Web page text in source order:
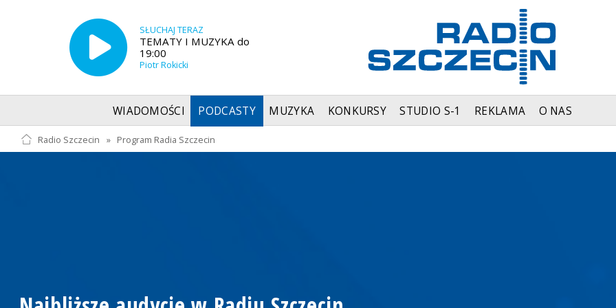
SŁUCHAJ TERAZ
TEMATY I MUZYKA do
19:00
Piotr Rokicki
WIADOMOŚCI PODCASTY MUZYKA KONKURSY STUDIO S-1 REKLAMA O NAS
Radio Szczecin » Program Radia Szczecin